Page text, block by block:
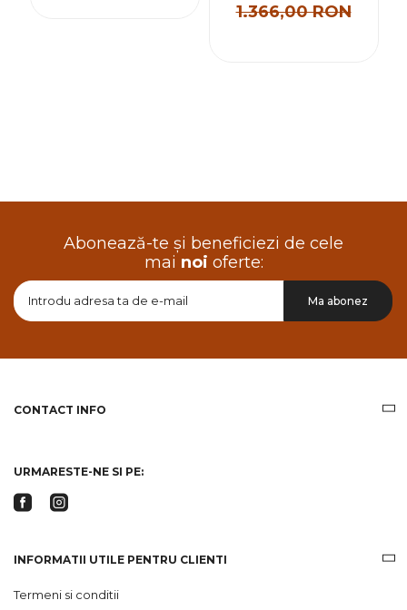
1.366,00 RON
Abonează-te și beneficiezi de cele
mai noi oferte:
sa
informatii
Ma abonez
CONTACT INFO
URMARESTE-NE SI PE:
INFORMATII UTILE PENTRU CLIENTI
Termeni si conditii